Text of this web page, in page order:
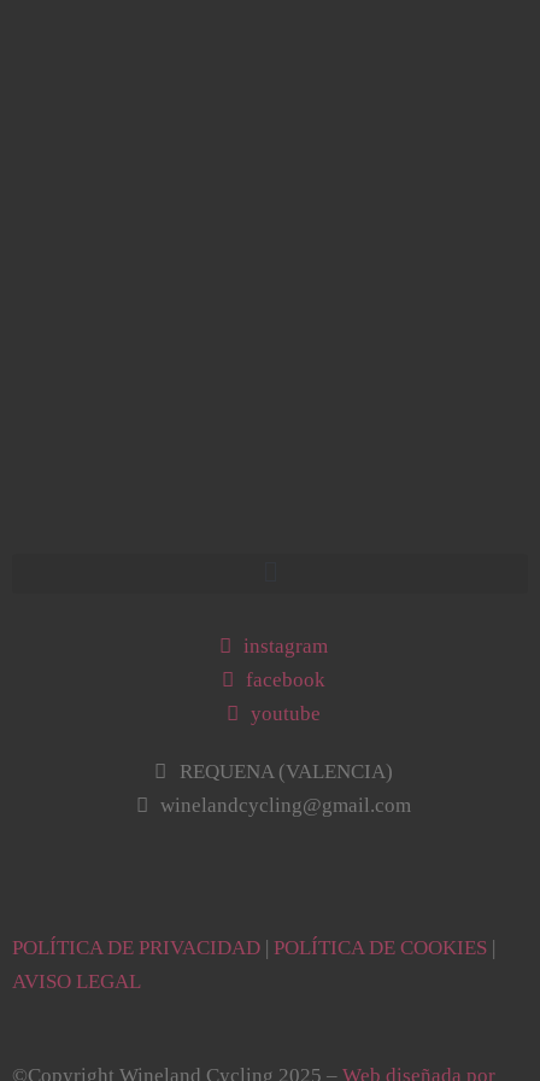
instagram
facebook
youtube
REQUENA (VALENCIA)
winelandcycling@gmail.com
POLÍTICA DE PRIVACIDAD | POLÍTICA DE COOKIES |
AVISO LEGAL
©Copyright Wineland Cycling 2025 – Web diseñada por